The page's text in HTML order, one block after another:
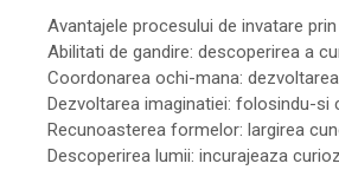
Avantajele procesului de invatare
Abilitati de gandire: descoperirea a
Coordonarea ochi-mana:
Dezvoltarea imaginatiei: folosindu-si
Recunoasterea formelor: largirea
Descoperirea lumii: incurajeaza